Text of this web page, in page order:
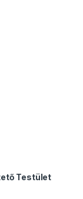
Testület